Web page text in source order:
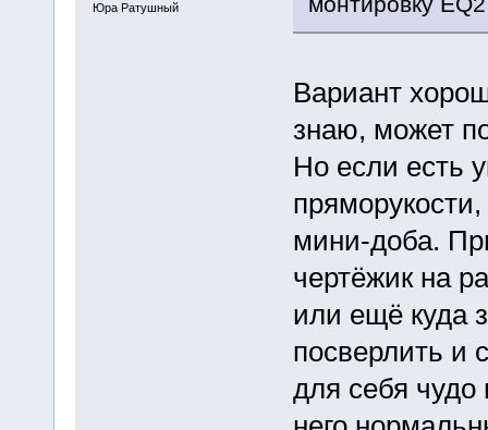
Юра Ратушный
Вариант
знаю, может
Но если есть
мини-доба.
чертёжик на
или ещё куда
посверлить и
для себя чудо